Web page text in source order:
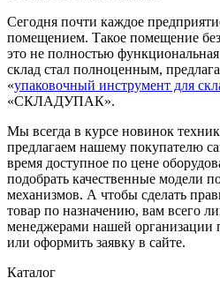
Сегодня почти каждое
помещением. Такое помещение
это не полностью
склад стал полноценным,
«упаковочный инструмент для
«СКЛАДУПАК».
Мы всегда в курсе новинок
предлагаем нашему покупателю
время доступное по цене
подобрать качественные модели
механизмов. А чтобы сделать
товар по назначению, вам всего
менеджерами нашей организации
или оформить заявку в сайте.
Каталог